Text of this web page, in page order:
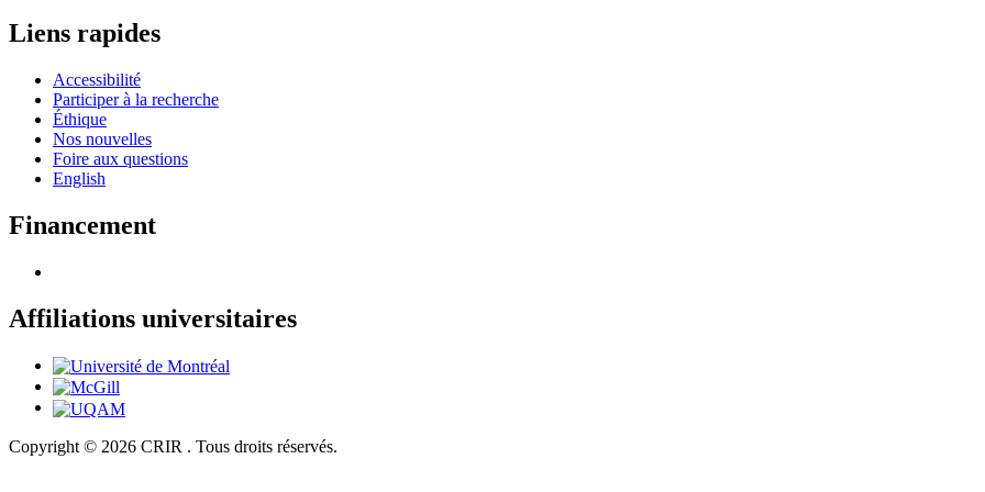
Liens rapides
Accessibilité
Participer à la recherche
Éthique
Nos nouvelles
Foire aux questions
English
Financement
Affiliations universitaires
Copyright © 2026 CRIR . Tous droits réservés.